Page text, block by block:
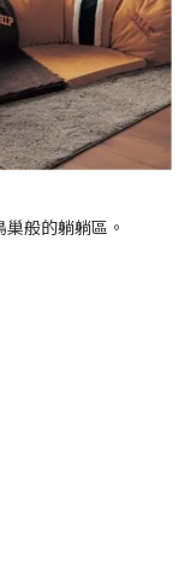
般的躺躺區。